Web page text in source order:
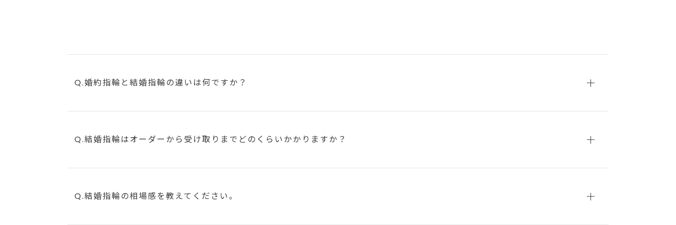
Q.婚約指輪と結婚指輪の違いは何ですか？
Q.結婚指輪はオーダーから受け取りまで どのくらいかかりますか？
Q.結婚指輪の相場感を教えてください。